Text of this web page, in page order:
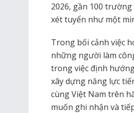
2026, gần 100
xét tuyển như một
Trong bối cảnh việc
những người làm
trong việc định
xây dựng năng lực
cùng Việt Nam trên
muốn ghi nhận và